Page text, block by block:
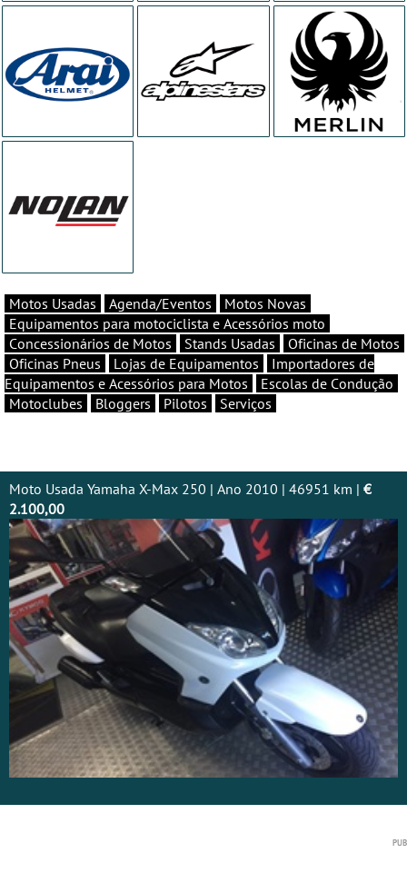
Motos Usadas Agenda/Eventos
Motos Novas
Equipamentos para motociclista e Acessórios moto
Concessionários de Motos
Stands Usadas
Oficinas de Motos
Oficinas Pneus
Lojas de Equipamentos
Importadores de
Equipamentos e Acessórios para Motos
Escolas de Condução
Motoclubes
Bloggers Pilotos Serviços
Moto Usada Yamaha X-Max 250 | Ano 2010 | 46951 km | €
2.100,00